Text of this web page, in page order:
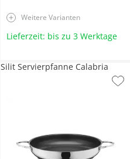
Weitere Varianten
Lieferzeit: bis zu 3 Werktage
Silit Servierpfanne Calabria